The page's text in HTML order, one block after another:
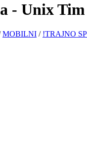
- Unix Tim
MOBILNI / !TRAJNO